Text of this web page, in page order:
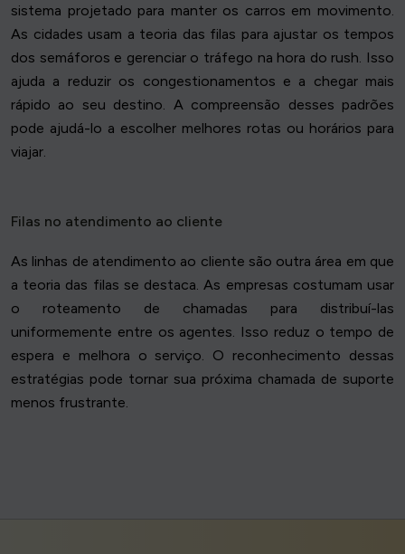
sistema projetado para manter os carros em movimento.
As cidades usam a teoria das filas para ajustar os tempos
dos semáforos e gerenciar o tráfego na hora do rush. Isso
ajuda a reduzir os congestionamentos e a chegar mais
rápido ao seu destino. A compreensão desses padrões
pode ajudá-lo a escolher melhores rotas ou horários para
viajar.
Filas no atendimento ao cliente
As linhas de atendimento ao cliente são outra área em que
a teoria das filas se destaca. As empresas costumam usar
o roteamento de chamadas para distribuí-las
uniformemente entre os agentes. Isso reduz o tempo de
espera e melhora o serviço. O reconhecimento dessas
estratégias pode tornar sua próxima chamada de suporte
menos frustrante.